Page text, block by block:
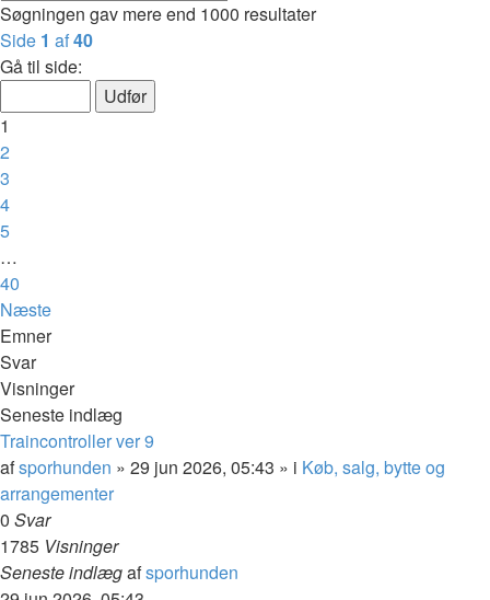
Søgningen gav mere end 1000 resultater
Side 1 af40
Gå til side:
1
2
3
4
5
…
40
Næste
Emner
Svar
Visninger
Seneste indlæg
Traincontroller ver 9
afsporhunden » 29 jun 2026, 05:43 » i Køb, salg, bytte og
arrangementer
0 Svar
1785 Visninger
Seneste indlægafsporhunden